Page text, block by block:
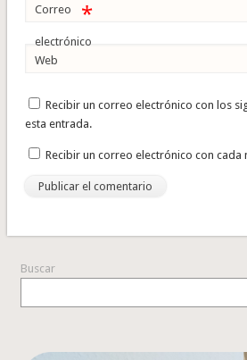
Correo
electrónico
*
Web
Recibir un correo electrónico con los
esta entrada.
Recibir un correo electrónico con cada
Buscar